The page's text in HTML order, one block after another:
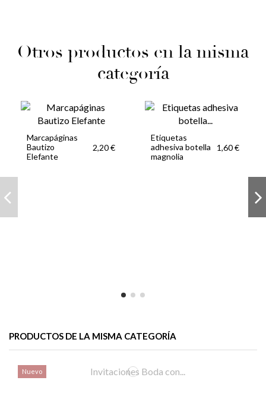
Otros productos en la misma
categoría
Marcapáginas
Bautizo
Elefante
2,20 €
Etiquetas
adhesiva botella
magnolia
1,60 €
PRODUCTOS DE LA MISMA CATEGORÍA
Nuevo